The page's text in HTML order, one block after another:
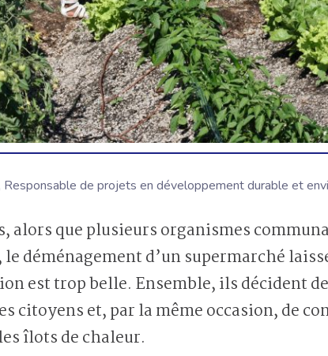
, Responsable de projets en développement durable et
déménagement d’un supermarché
est trop belle. Ensemble, ils décident
citoyens et, par la même occasion, de
îlots de chaleur.